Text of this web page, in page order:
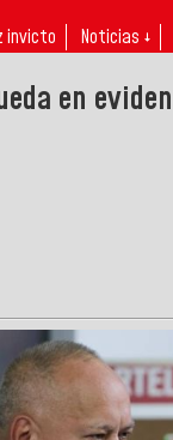
invicto Noticias ↓
en